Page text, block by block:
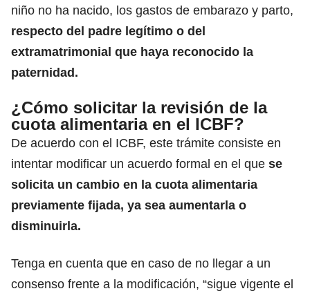
niño no ha nacido, los gastos de embarazo y parto,
respecto del padre legítimo o del
extramatrimonial que haya reconocido la
paternidad.
¿Cómo solicitar la revisión de la
cuota alimentaria en el ICBF?
De acuerdo con el ICBF, este trámite consiste en
intentar modificar un acuerdo formal en el que se
solicita un cambio en la cuota alimentaria
previamente fijada, ya sea aumentarla o
disminuirla.
Tenga en cuenta que en caso de no llegar a un
consenso frente a la modificación, “sigue vigente el